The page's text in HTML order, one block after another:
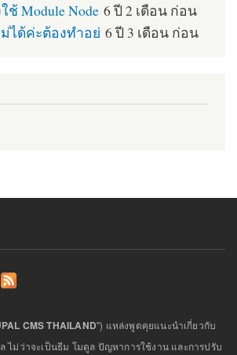
ช้ Module Node 6 ปี 2 เดือน ก่อน
ม่ได้ค่ะต้องทำอย่ 6 ปี 3 เดือน ก่อน
CMS THAILAND") แหล่งพูดคุยแนะนำเกี่ยวกับ
ไม่ว่าจะเป็นธีม โมดูล ปัญหาการใช้งาน และการปรับ